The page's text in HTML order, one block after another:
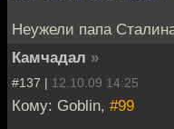
Неужели папа
Камчадал »
#137 | 12.10.09 14:25
Кому: Goblin, #99